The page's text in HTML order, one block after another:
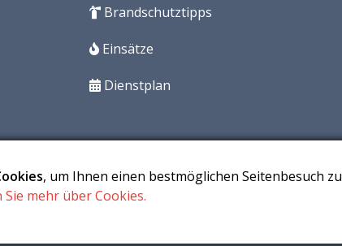
Brandschutztipps
Einsätze
Dienstplan
, um Ihnen einen bestmöglichen Seitenbesuch zu
Sie mehr über Cookies.